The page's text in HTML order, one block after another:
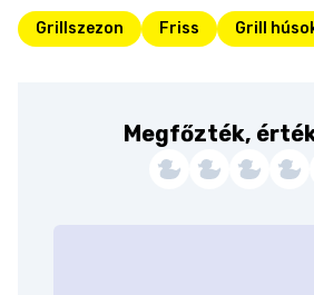
Grillszezon Friss Grill
Megfőzték,